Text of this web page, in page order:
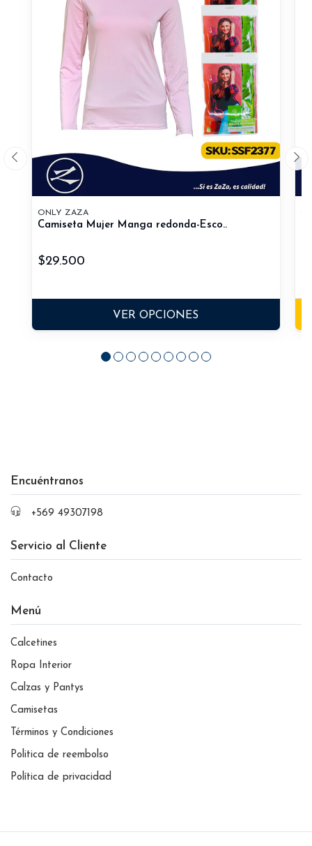
ONLY ZAZA
Camiseta Mujer Manga redonda-Esco..
$29.500
VER OPCIONES
Encuéntranos
+569 49307198
Servicio al Cliente
Contacto
Menú
Calcetines
Ropa Interior
Calzas y Pantys
Camisetas
Términos y Condiciones
Politica de reembolso
Política de privacidad